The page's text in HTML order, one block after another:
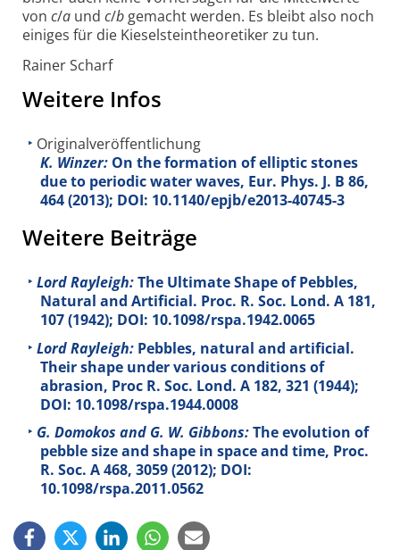
von c/a und c/b gemacht werden. Es bleibt also noch
einiges für die Kieselsteintheoretiker zu tun.
Rainer Scharf
Weitere Infos
Originalveröffentlichung
K. Winzer: On the formation of elliptic stones
due to periodic water waves, Eur. Phys. J. B 86,
464 (2013); DOI: 10.1140/epjb/e2013-40745-3
Weitere Beiträge
Lord Rayleigh:The Ultimate Shape of Pebbles,
Natural and Artificial. Proc. R. Soc. Lond. A 181,
107 (1942); DOI: 10.1098/rspa.1942.0065
Lord Rayleigh: Pebbles, natural and artificial.
Their shape under various conditions of
abrasion, Proc R. Soc. Lond. A 182, 321 (1944);
DOI: 10.1098/rspa.1944.0008
G. Domokos and G. W. Gibbons:The evolution of
pebble size and shape in space and time, Proc.
R. Soc. A468, 3059 (2012); DOI:
10.1098/rspa.2011.0562